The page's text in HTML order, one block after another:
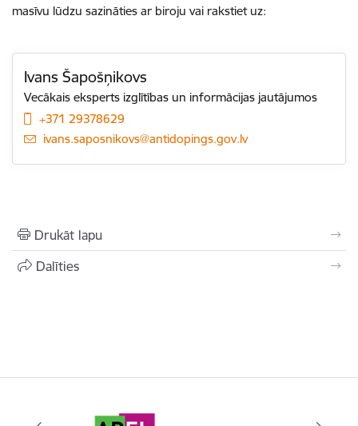
masīvu lūdzu sazināties ar biroju vai rakstiet uz:
Ivans Šapošņikovs
Vecākais eksperts izglītības un informācijas jautājumos
+371 29378629
E-pasts:
ivans.saposnikovs@antidopings.gov.lv
Drukāt lapu
Dalīties